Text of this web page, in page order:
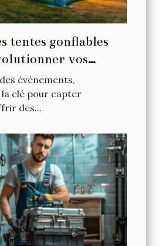
tentes gonflables
vos
événements,
clé pour capter
des...